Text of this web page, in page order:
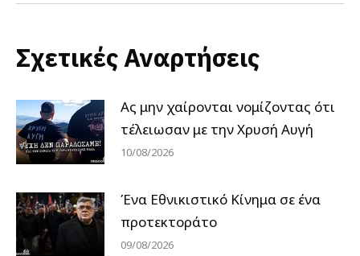
Σχετικές Αναρτήσεις
Ας μην χαίρονται νομίζοντας ότι
τέλειωσαν με την Χρυσή Αυγή
10/08/2026
Ένα Εθνικιστικό Κίνημα σε ένα
προτεκτοράτο
09/08/2026